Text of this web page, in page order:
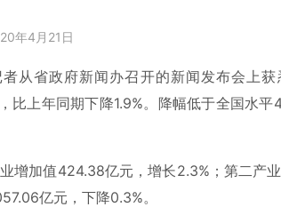
年4月21日
从省政府新闻办召开的新闻发布会上
比上年同期下降1.9%。降幅低于全国水
增加值424.38亿元，增长2.3%；第二产
亿元，下降0.3%。